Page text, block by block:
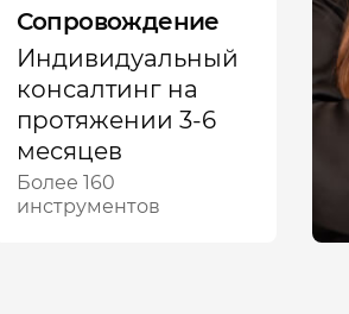
Сопровождение
Индивидуальный
консалтинг на
протяжении 3‑6
месяцев
Более 160
инструментов